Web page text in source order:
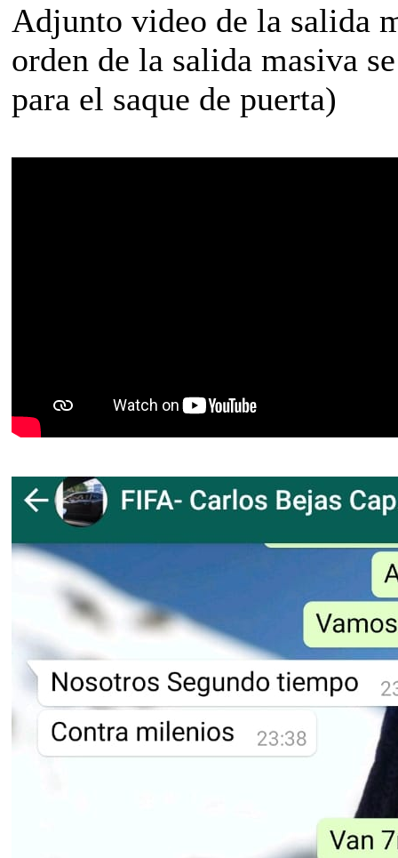
Adjunto video de la salida
orden de la salida masiva
para el saque de puerta)